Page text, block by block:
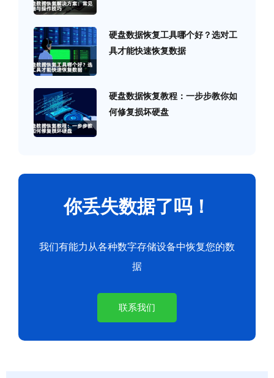
硬盘数据恢复工具哪个好？选对工
具才能快速恢复数据
硬盘数据恢复教程：一步步教你如
何修复损坏硬盘
你丢失数据了吗！
我们有能力从各种数字存储设备中恢复您的数
据
联系我们